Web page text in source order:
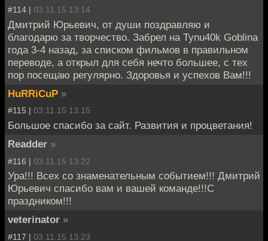
#114 | 03.11.15 13:14
Дмитрий Юрьевич, от души поздравляю и
благодарю за творчество. Забрел на Tynu40k Goblina
года 3-4 назад, за списком фильмов в правильном
переводе, а открыл для себя нечто большее, с тех
пор посещаю регулярно. Здоровья и успехов Вам!!!
HuRRiCuP »
#115 | 03.11.15 13:15
Большое спасибо за сайт. Развития и процветания!
Readder »
#116 | 03.11.15 13:22
Ура!!! Всех со знаменательным событием!!! Дмитрий
Юрьевич спасибо вам и вашей команде!!!С
праздником!!!
veterinator »
#117 | 03.11.15 13:23